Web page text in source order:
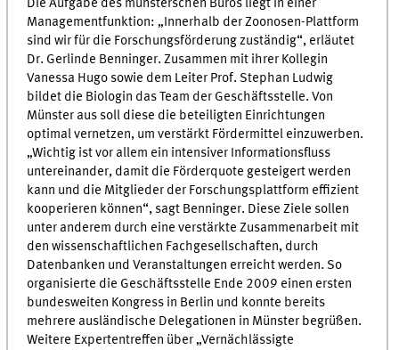
Die Aufgabe des münsterschen Büros liegt in einer
Managementfunktion: „Innerhalb der Zoonosen-Plattform
sind wir für die Forschungsförderung zuständig“, erläutet
Dr. Gerlinde Benninger. Zusammen mit ihrer Kollegin
Vanessa Hugo sowie dem Leiter Prof. Stephan Ludwig
bildet die Biologin das Team der Geschäftsstelle. Von
Münster aus soll diese die beteiligten Einrichtungen
optimal vernetzen, um verstärkt Fördermittel einzuwerben.
„Wichtig ist vor allem ein intensiver Informationsfluss
untereinander, damit die Förderquote gesteigert werden
kann und die Mitglieder der Forschungsplattform effizient
kooperieren können“, sagt Benninger. Diese Ziele sollen
unter anderem durch eine verstärkte Zusammenarbeit mit
den wissenschaftlichen Fachgesellschaften, durch
Datenbanken und Veranstaltungen erreicht werden. So
organisierte die Geschäftsstelle Ende 2009 einen ersten
bundesweiten Kongress in Berlin und konnte bereits
mehrere ausländische Delegationen in Münster begrüßen.
Weitere Expertentreffen über „Vernächlässigte